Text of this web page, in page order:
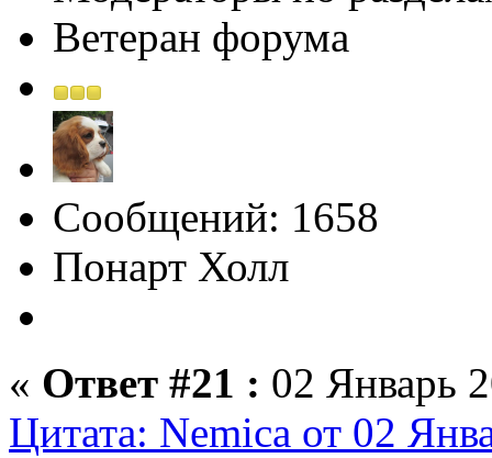
Ветеран форума
Сообщений: 1658
Понарт Холл
« Ответ #21 : 02 Январь
Цитата: Nemica от 02